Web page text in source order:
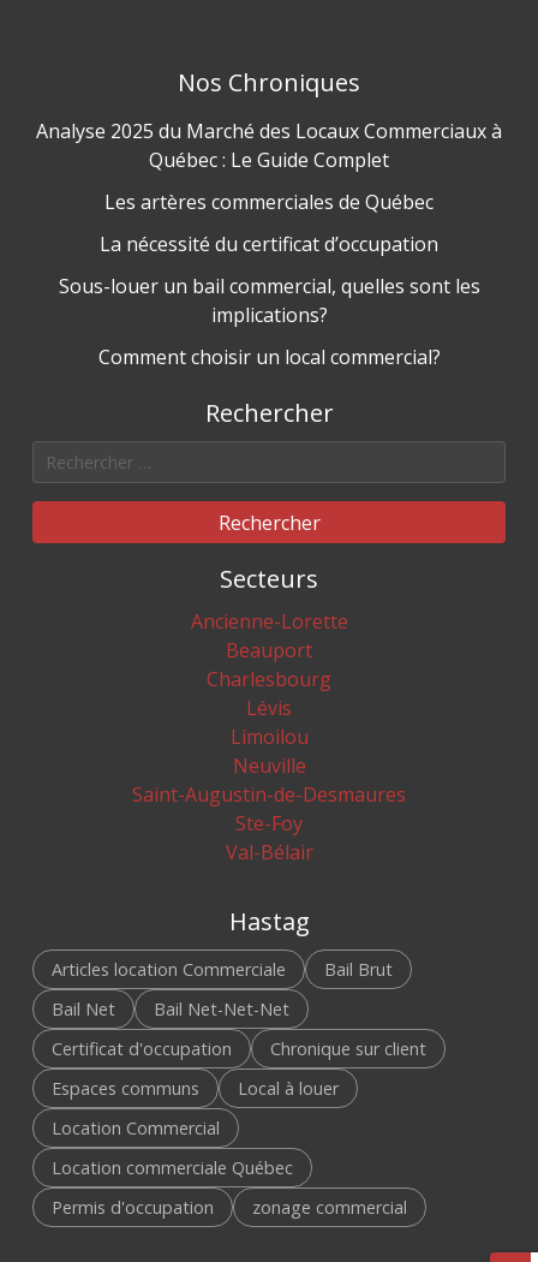
Nos Chroniques
Analyse 2025 du Marché des Locaux Commerciaux à
Québec : Le Guide Complet
Les artères commerciales de Québec
La nécessité du certificat d’occupation
Sous-louer un bail commercial, quelles sont les
implications?
Comment choisir un local commercial?
Rechercher
Rechercher
Secteurs
Ancienne-Lorette
Beauport
Charlesbourg
Lévis
Limoilou
Neuville
Saint-Augustin-de-Desmaures
Ste-Foy
Val-Bélair
Hastag
Articles location Commerciale
Bail Brut
Bail Net
Bail Net-Net-Net
Certificat d'occupation
Chronique sur client
Espaces communs
Local à louer
Location Commercial
Location commerciale Québec
Permis d'occupation
zonage commercial